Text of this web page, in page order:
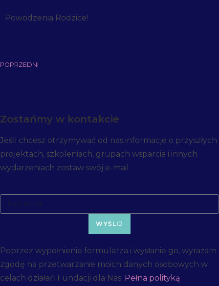
Powodzenia Rodzice!
POPRZEDNI
Zostańmy w kontakcie
Jeśli chcesz otrzymywać od nas informacje o przyszłych
projektach, szkoleniach, grupach wsparcia i innych
wydarzeniach zostaw swój e-mail.
WYŚLIJ
Poprzez wypełnienie formularza i wysłanie go, wyrażam
zgodę na przetwarzanie moich danych osobowych w
celach działań Fundacji dla Nas. Pełna polityką